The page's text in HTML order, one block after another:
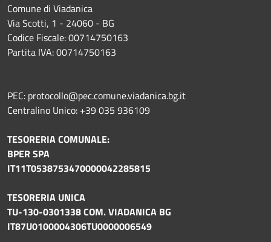
Comune di Viadanica
Via Scotti, 1 - 24060 - BG
Codice Fiscale: 00714750163
Partita IVA: 00714750163
PEC: protocollo@pec.comune.viadanica.bg.it
Centralino Unico: +39 035 936109
TESORERIA COMUNALE:
BPER SPA
IT11T0538753470000042285815
TESORERIA UNICA
TU-130-0301338 COM. VIADANICA BG
IT87U0100004306TU0000006549